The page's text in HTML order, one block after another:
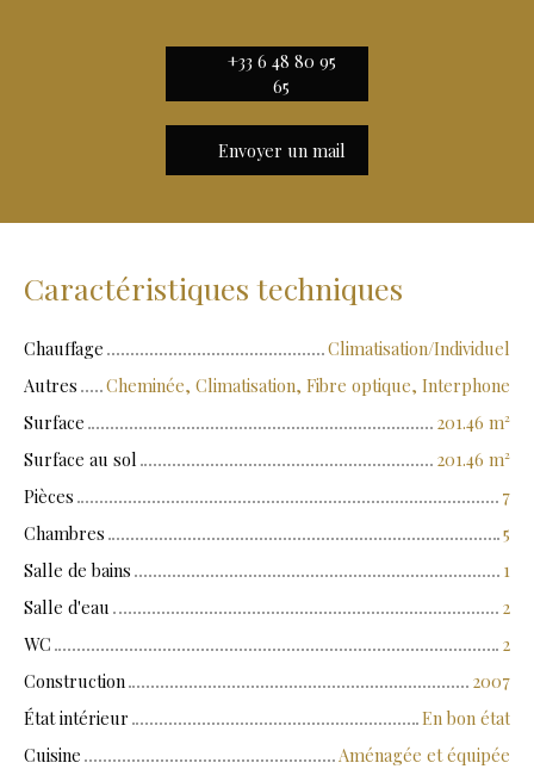
+33 6 48 80 95
65
Envoyer un mail
Caractéristiques techniques
Chauffage
Climatisation/Individuel
Autres
Cheminée, Climatisation, Fibre optique, Interphone
Surface
201.46 m²
Surface au sol
201.46 m²
Pièces
7
Chambres
5
Salle de bains
1
Salle d'eau
2
WC
2
Construction
2007
État intérieur
En bon état
Cuisine
Aménagée et équipée